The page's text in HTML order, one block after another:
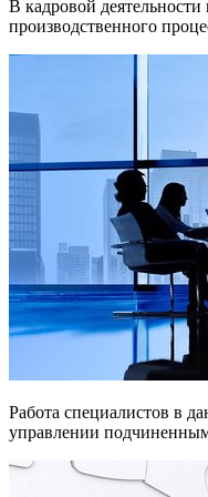
В кадровой
производственного
Работа специалистов в
управлении